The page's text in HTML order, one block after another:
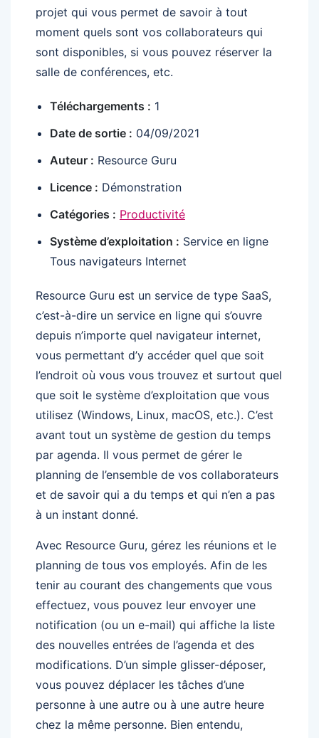
projet qui vous permet de savoir à tout
moment quels sont vos collaborateurs qui
sont disponibles, si vous pouvez réserver la
salle de conférences, etc.
Téléchargements : 1
Date de sortie : 04/09/2021
Auteur : Resource Guru
Licence : Démonstration
Catégories : Productivité
Système d’exploitation : Service en ligne
Tous navigateurs Internet
Resource Guru est un service de type SaaS,
c’est-à-dire un service en ligne qui s’ouvre
depuis n’importe quel navigateur internet,
vous permettant d’y accéder quel que soit
l’endroit où vous vous trouvez et surtout quel
que soit le système d’exploitation que vous
utilisez (Windows, Linux, macOS, etc.). C’est
avant tout un système de gestion du temps
par agenda. Il vous permet de gérer le
planning de l’ensemble de vos collaborateurs
et de savoir qui a du temps et qui n’en a pas
à un instant donné.
Avec Resource Guru, gérez les réunions et le
planning de tous vos employés. Afin de les
tenir au courant des changements que vous
effectuez, vous pouvez leur envoyer une
notification (ou un e-mail) qui affiche la liste
des nouvelles entrées de l’agenda et des
modifications. D’un simple glisser-déposer,
vous pouvez déplacer les tâches d’une
personne à une autre ou à une autre heure
chez la même personne. Bien entendu,